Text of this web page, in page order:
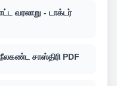
வரலாறு - டாக்டர்
சாஸ்திரி PDF